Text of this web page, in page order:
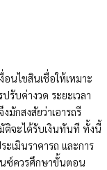
นไขสินเชื่อให้เหมาะ
รับค่างวด ระยะเวลา
มักสงสัยว่าเอารถรี
ติจะได้รับเงินทันที ทั้งนี้
เมินราคารถ และการ
ซ์ควรศึกษาขั้นตอน